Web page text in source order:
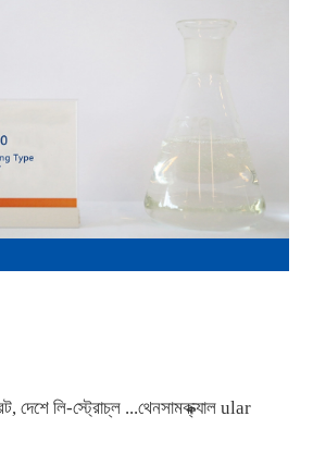
দেশে লি-স্ট্রোচ্ল ...থেনসামক্ক্ক্যাল ular